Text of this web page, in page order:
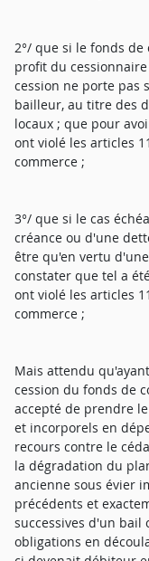
2°/ que si le fonds
profit du
cession ne porte pas
bailleur, au titre des
locaux ; que pour
ont violé les articles
commerce ;
3°/ que si le cas
créance ou d'une
être qu'en vertu
constater que tel a
ont violé les articles
commerce ;
Mais attendu
cession du fonds de
accepté de prendre
et incorporels en
recours contre le
la dégradation du
ancienne sous évier
précédents et
successives d'un bail
obligations en